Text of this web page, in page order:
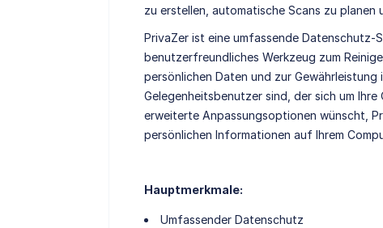
zu erstellen, automatische Scans zu planen
PrivaZer ist eine umfassende
benutzerfreundliches Werkzeug zum
persönlichen Daten und zur
Gelegenheitsbenutzer sind, der sich um
erweiterte Anpassungsoptionen wünscht,
persönlichen Informationen auf Ihrem
Hauptmerkmale:
Umfassender Datenschutz